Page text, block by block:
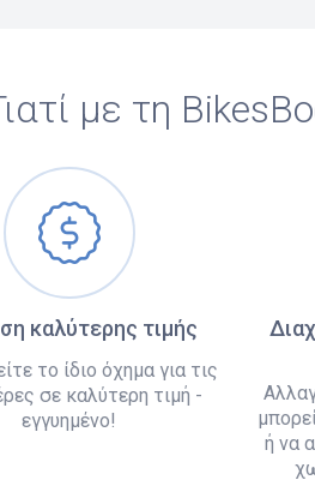
με τη
καλύτερης τιμής
το ίδιο όχημα για τις
σε καλύτερη τιμή -
εγγυημένο!
ή να